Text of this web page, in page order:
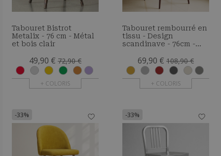
Tabouret Bistrot
Metalix - 76 cm - Métal
et bois clair
49,90 € 72,90 €
+ COLORIS
Tabouret rembourré en
tissu - Design
scandinave - 76cm -
69,90 € 108,90 €
+ COLORIS
-33% -33%